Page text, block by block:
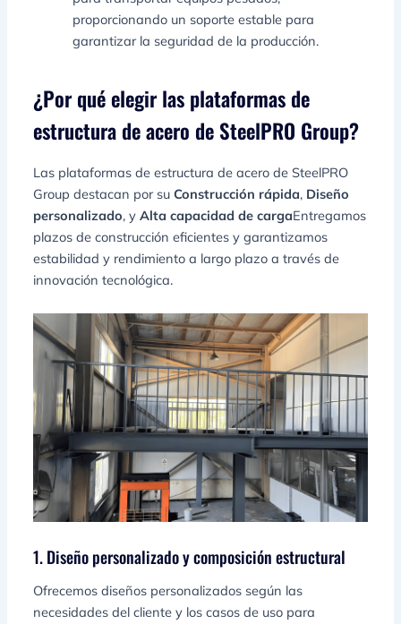
proporcionando un soporte estable para
garantizar la seguridad de la producción.
¿Por qué elegir las plataformas de
estructura de acero de SteelPRO Group?
Las plataformas de estructura de acero de SteelPRO
Group destacan por suConstrucción rápida, Diseño
personalizado, yAlta capacidad de cargaEntregamos
plazos de construcción eficientes y garantizamos
estabilidad y rendimiento a largo plazo a través de
innovación tecnológica.
1. Diseño personalizado y composición estructural
Ofrecemos diseños personalizados según las
necesidades del cliente y los casos de uso para